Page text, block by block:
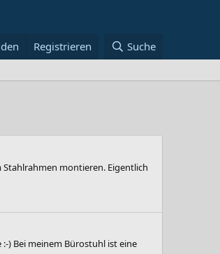
Registrieren Suche
montieren. Eigentlich
) Bei meinem Bürostuhl ist eine